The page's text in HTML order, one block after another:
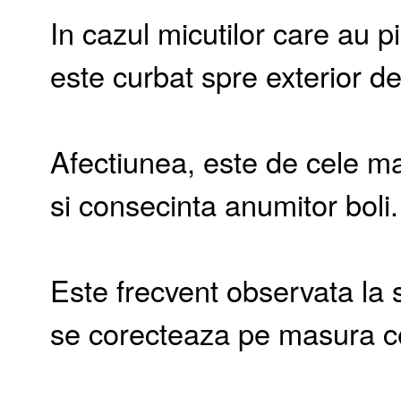
In cazul micutilor care au
este curbat spre exterior
Afectiunea, este de cele
si consecinta anumitor boli.
Este frecvent observata
se corecteaza pe masura